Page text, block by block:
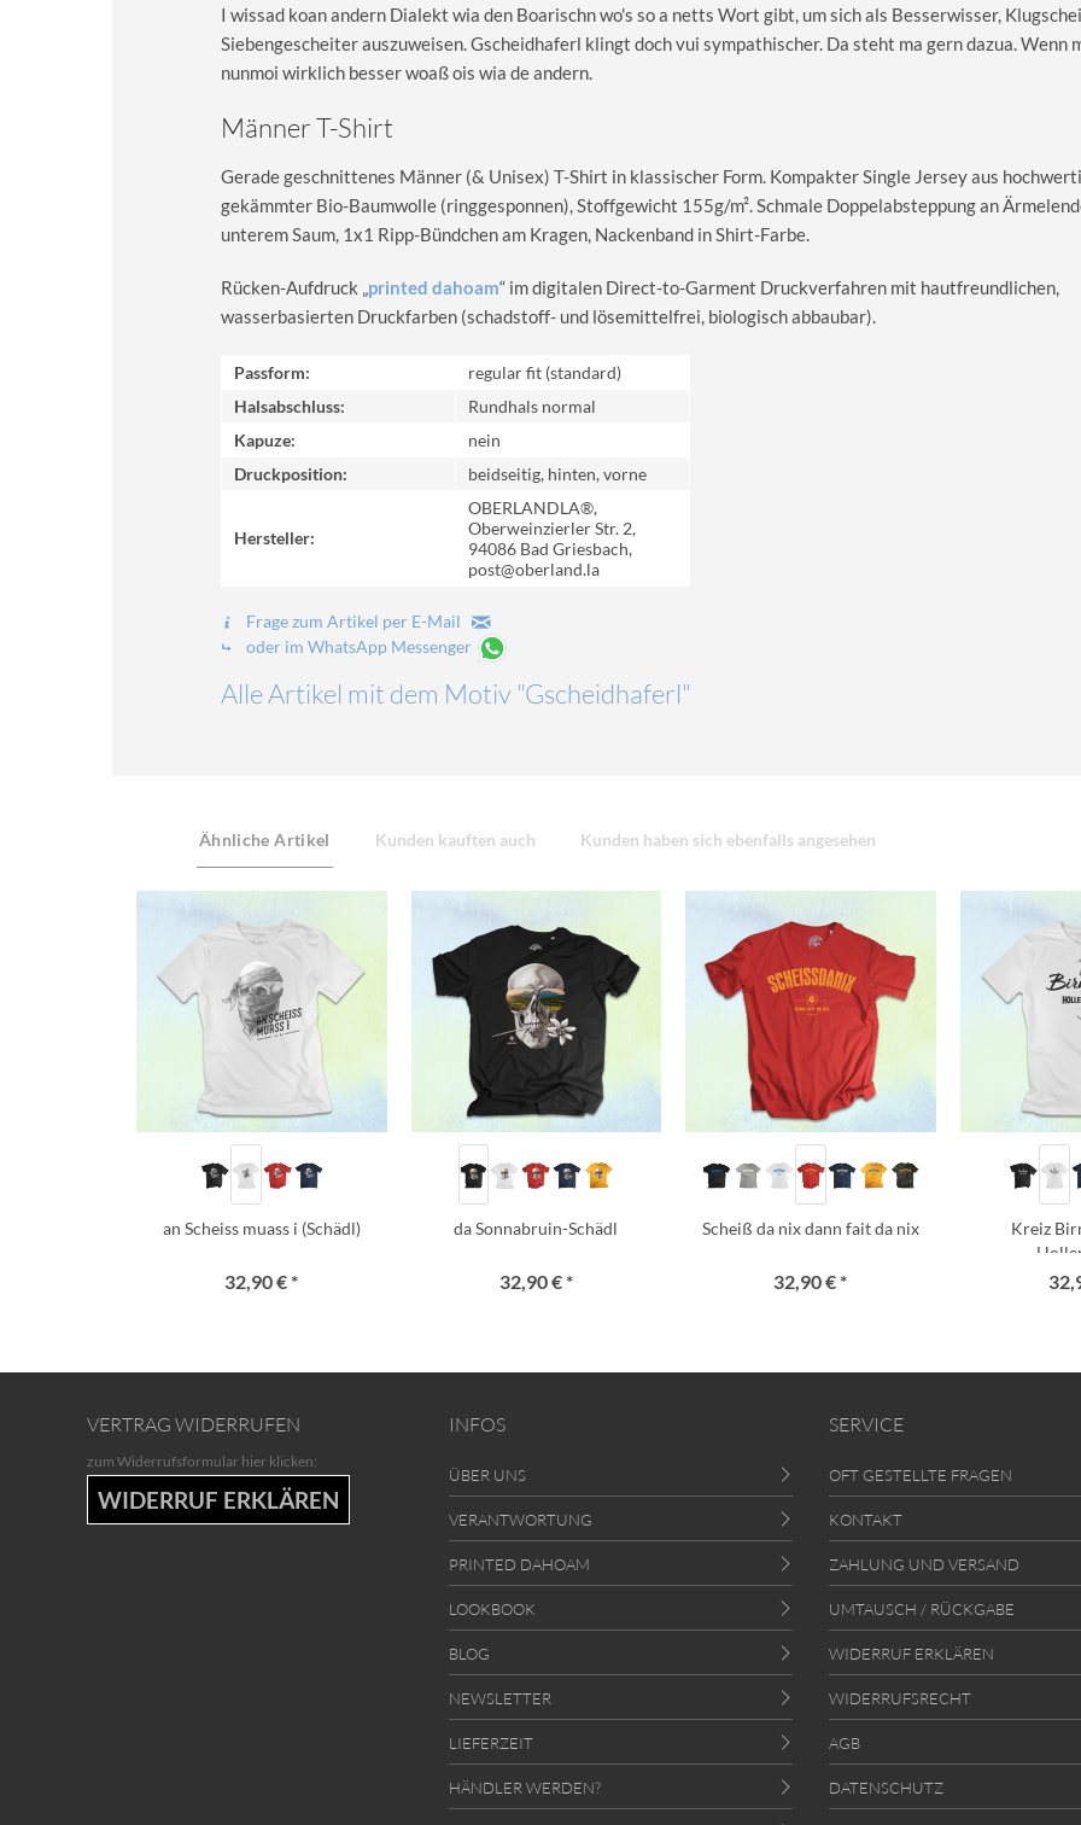
I wissad koan andern Dialekt wia den Boarischn wo's so a netts Wort gibt, um sich als Besserwisser,
Siebengescheiter auszuweisen. Gscheidhaferl klingt doch vui sympathischer. Da steht ma gern dazua. Wenn
nunmoi wirklich besser woaß ois wia de andern.
Männer T-Shirt
Gerade geschnittenes Männer (& Unisex) T-Shirt in klassischer Form. Kompakter Single Jersey aus
gekämmter Bio-Baumwolle (ringgesponnen), Stoffgewicht 155g/m². Schmale Doppelabsteppung an
unterem Saum, 1x1 Ripp-Bündchen am Kragen, Nackenband in Shirt-Farbe.
Rücken-Aufdruck „printed dahoam“ im digitalen Direct-to-Garment Druckverfahren mit hautfreundlichen,
wasserbasierten Druckfarben (schadstoff- und lösemittelfrei, biologisch abbaubar).
Passform:
regular fit (standard)
Halsabschluss:
Rundhals normal
Kapuze:
nein
Druckposition:
beidseitig, hinten, vorne
Hersteller:
OBERLANDLA®,
Oberweinzierler Str. 2,
94086 Bad Griesbach,
post@oberland.la
Frage zum Artikel per E-Mail
oder im WhatsApp Messenger
Alle Artikel mit dem Motiv "Gscheidhaferl"
Ähnliche Artikel Kunden kauften auch Kunden haben sich ebenfalls angesehen
an Scheiss muass i (Schädl)
32,90 € *
da Sonnabruin-Schädl
32,90 € *
Scheiß da nix dann fait da nix
32,90 € *
Kreiz
VERTRAG WIDERRUFEN
zum Widerrufsformular hier klicken:
WIDERRUF ERKLÄREN
INFOS
ÜBER UNS
VERANTWORTUNG
PRINTED DAHOAM
LOOKBOOK
BLOG
NEWSLETTER
LIEFERZEIT
HÄNDLER WERDEN?
SERVICE
OFT GESTELLTE FRAGEN
KONTAKT
ZAHLUNG UND VERSAND
UMTAUSCH / RÜCKGABE
WIDERRUF ERKLÄREN
WIDERRUFSRECHT
AGB
DATENSCHUTZ